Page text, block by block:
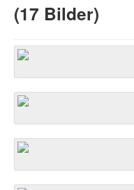
Archiv
(17 Bilder)